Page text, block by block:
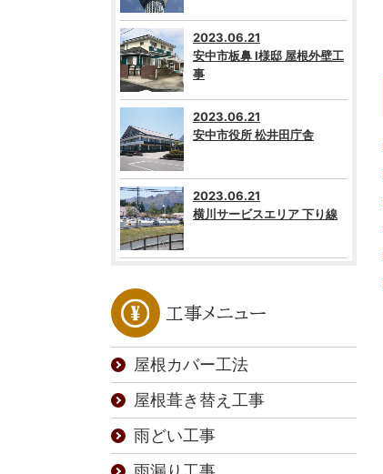
2023.06.21
安中市板鼻 I様邸 屋根外壁工
事
2023.06.21
安中市役所 松井田庁舎
2023.06.21
横川サービスエリア 下り線
工事メニュー
屋根カバー工法
屋根葺き替え工事
雨どい工事